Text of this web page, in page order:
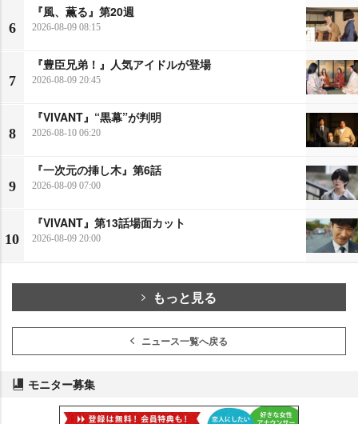
6
『風、薫る』第20週
2026-08-09 08:15
7
『豊臣兄弟！』人気アイドルが登場
2026-08-09 20:45
8
『VIVANT』“黒幕”が判明
2026-08-10 06:20
9
『一次元の挿し木』第6話
2026-08-09 07:00
10
『VIVANT』第13話場面カット
2026-08-09 20:00
もっと見る
ニュース一覧へ戻る
モニター募集